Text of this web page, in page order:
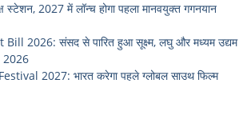
स्टेशन, 2027 में लॉन्च होगा पहला मानवयुक्त गगनयान
2026: संसद से पारित हुआ सूक्ष्म, लघु और मध्यम उद्यम
2026
2027: भारत करेगा पहले ग्लोबल साउथ फिल्म